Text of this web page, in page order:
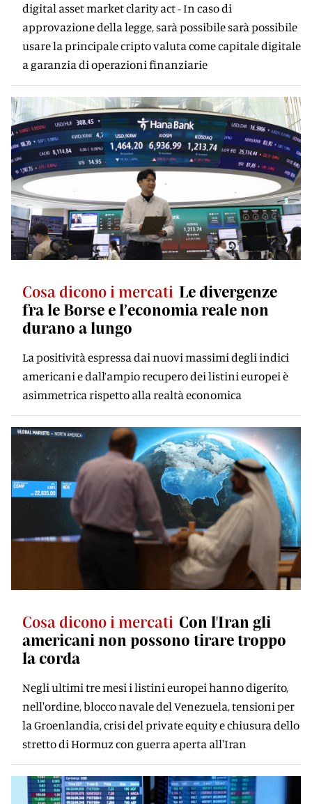
digital asset market clarity act - In caso di
approvazione della legge, sarà possibile sarà possibile
usare la principale cripto valuta come capitale digitale
a garanzia di operazioni finanziarie
Cosa dicono i mercati Le divergenze
fra le Borse e l’economia reale non
durano a lungo
La positività espressa dai nuovi massimi degli indici
americani e dall’ampio recupero dei listini europei è
asimmetrica rispetto alla realtà economica
Cosa dicono i mercati Con l'Iran gli
americani non possono tirare troppo
la corda
Negli ultimi tre mesi i listini europei hanno digerito,
nell'ordine, blocco navale del Venezuela, tensioni per
la Groenlandia, crisi del private equity e chiusura dello
stretto di Hormuz con guerra aperta all'Iran